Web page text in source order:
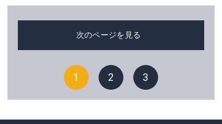
次のページを見る
1 2 3